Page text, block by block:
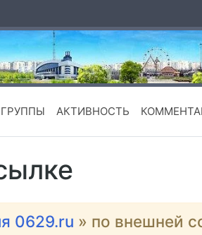
ГРУППЫ АКТИВНОСТЬ
0629.ru » по внешней